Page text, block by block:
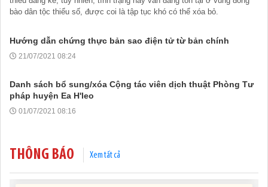
bào dân tộc thiểu số, được coi là tập tục khó có thể xóa bỏ.
Hướng dẫn chứng thực bản sao điện tử từ bản chính
21/07/2021 08:24
Danh sách bổ sung/xóa Cộng tác viên dịch thuật Phòng Tư
pháp huyện Ea H'leo
01/07/2021 08:16
THÔNG BÁO Xem tất cả
11/02/2026 08:45:12